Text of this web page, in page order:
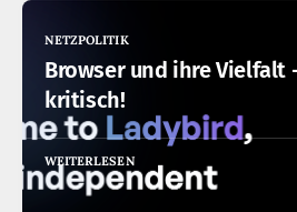
NETZPOLITIK
Browser und ihre Vielfalt
kritisch!
WEITERLESEN